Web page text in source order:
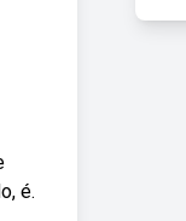
é.